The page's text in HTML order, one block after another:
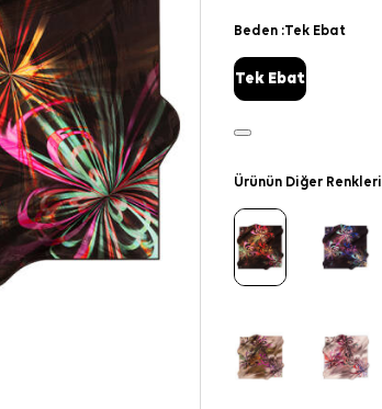
Beden :Tek Ebat
Tek Ebat
Ürünün Diğer Renkleri